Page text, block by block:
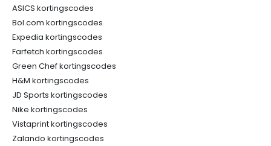
ASICS kortingscodes
Bol.com kortingscodes
Expedia kortingscodes
Farfetch kortingscodes
Green Chef kortingscodes
H&M kortingscodes
JD Sports kortingscodes
Nike kortingscodes
Vistaprint kortingscodes
Zalando kortingscodes